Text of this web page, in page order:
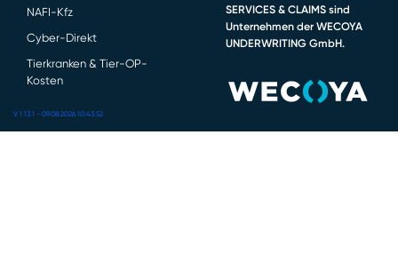
NAFI-Kfz
Cyber-Direkt
Tierkranken & Tier-OP-
Kosten
SERVICES & CLAIMS sind
Unternehmen der WECOYA
UNDERWRITING GmbH.
V 1.13.1 - 09.08.2026 10:43:52